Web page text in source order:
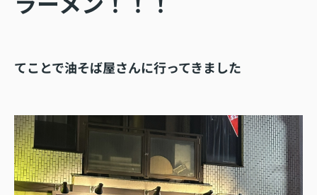
てことで油そば屋さんに行ってきました